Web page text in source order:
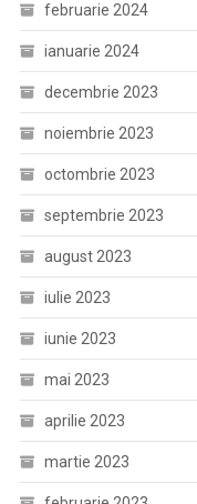
februarie 2024
ianuarie 2024
decembrie 2023
noiembrie 2023
octombrie 2023
septembrie 2023
august 2023
iulie 2023
iunie 2023
mai 2023
aprilie 2023
martie 2023